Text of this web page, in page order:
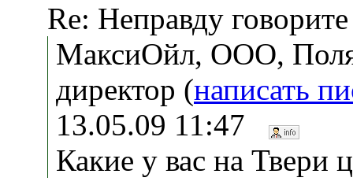
Re: Неправду говорите
МаксиОйл, ООО,
директор (написать
13.05.09 11:47
Какие у вас на Твери